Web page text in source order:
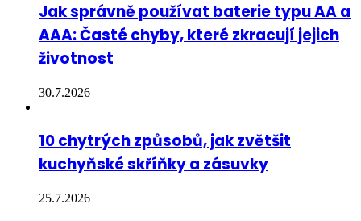
Jak správně používat baterie typu AA a
AAA: Časté chyby, které zkracují jejich
životnost
30.7.2026
10 chytrých způsobů, jak zvětšit
kuchyňské skříňky a zásuvky
25.7.2026